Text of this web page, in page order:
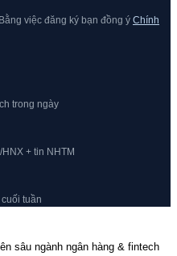
việc đăng ký bạn đồng ý Chính
trong ngày
+ tin NHTM
tuần
sâu ngành ngân hàng & fintech